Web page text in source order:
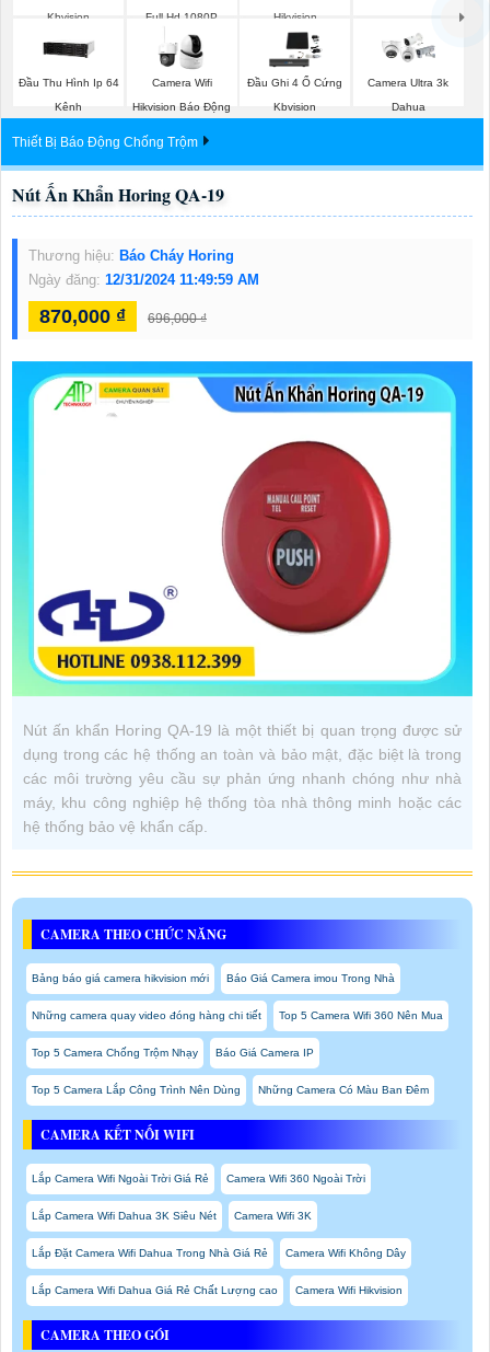
Kbvision
Full Hd 1080P
Hikvision
Đầu Thu Hình Ip 64
Kênh
Camera Wifi
Hikvision Báo Động
Đầu Ghi 4 Ổ Cứng
Kbvision
Camera Ultra 3k
Dahua
Thiết Bị Báo Động Chống Trộm
Nút Ấn Khẩn Horing QA-19
Thương hiệu: Báo Cháy Horing
Ngày đăng: 12/31/2024 11:49:59 AM
870,000 ₫ 696,000 ₫
Nút ấn khẩn Horing QA-19 là một thiết bị quan trọng được sử
dụng trong các hệ thống an toàn và bảo mật, đặc biệt là trong
các môi trường yêu cầu sự phản ứng nhanh chóng như nhà
máy, khu công nghiệp hệ thống tòa nhà thông minh hoặc các
hệ thống bảo vệ khẩn cấp.
CAMERA THEO CHỨC NĂNG
Bảng báo giá camera hikvision mới Báo Giá Camera imou Trong Nhà
Những camera quay video đóng hàng chi tiết Top 5 Camera Wifi 360 Nên Mua
Top 5 Camera Chống Trộm Nhạy Báo Giá Camera IP
Top 5 Camera Lắp Công Trình Nên Dùng Những Camera Có Màu Ban Đêm
CAMERA KẾT NỐI WIFI
Lắp Camera Wifi Ngoài Trời Giá Rẻ Camera Wifi 360 Ngoài Trời
Lắp Camera Wifi Dahua 3K Siêu Nét Camera Wifi 3K
Lắp Đặt Camera Wifi Dahua Trong Nhà Giá Rẻ Camera Wifi Không Dây
Lắp Camera Wifi Dahua Giá Rẻ Chất Lượng cao Camera Wifi Hikvision
CAMERA THEO GÓI